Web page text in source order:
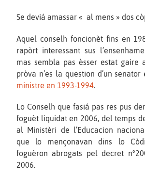
Se deviá amassar « al mens » dos
Aquel conselh foncionèt fins en
rapòrt interessant sus
mas sembla pas èsser estat gaire
pròva n’es la question d’un senator
ministre en 1993-1994
Lo Conselh que fasiá pas res pus
foguèt liquidat en 2006, del temps
al Ministèri de l’Educacion
que lo mençonavan dins lo
foguèron abrogats pel decret
2006.